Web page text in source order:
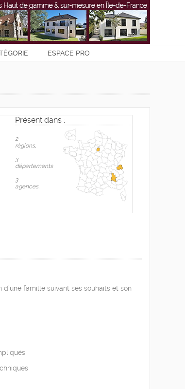
ESPACE PRO
Présent dans :
2
règions,
3
départements
3
agences.
famille suivant ses souhaits et son